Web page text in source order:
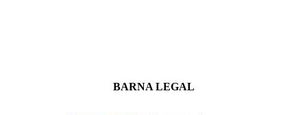
BARNA LEGAL